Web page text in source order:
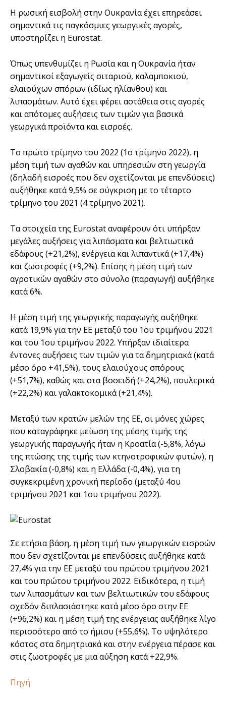
Η ρωσική εισβολή στην Ουκρανία έχει επηρεάσει
σημαντικά τις παγκόσμιες γεωργικές αγορές,
υποστηρίζει η Eurostat.
Όπως υπενθυμίζει η Ρωσία και η Ουκρανία ήταν
σημαντικοί εξαγωγείς σιταριού, καλαμποκιού,
ελαιούχων σπόρων (ιδίως ηλίανθου) και
λιπασμάτων. Αυτό έχει φέρει αστάθεια στις αγορές
και απότομες αυξήσεις των τιμών για βασικά
γεωργικά προϊόντα και εισροές.
Το πρώτο τρίμηνο του 2022 (1ο τρίμηνο 2022), η
μέση τιμή των αγαθών και υπηρεσιών στη γεωργία
(δηλαδή εισροές που δεν σχετίζονται με επενδύσεις)
αυξήθηκε κατά 9,5% σε σύγκριση με το τέταρτο
τρίμηνο του 2021 (4 τρίμηνο 2021).
Τα στοιχεία της Eurostat αναφέρουν ότι υπήρξαν
μεγάλες αυξήσεις για λιπάσματα και βελτιωτικά
εδάφους (+21,2%), ενέργεια και λιπαντικά (+17,4%)
και ζωοτροφές (+9,2%). Επίσης η μέση τιμή των
αγροτικών αγαθών στο σύνολο (παραγωγή) αυξήθηκε
κατά 6%.
Η μέση τιμή της γεωργικής παραγωγής αυξήθηκε
κατά 19,9% για την ΕΕ μεταξύ του 1ου τριμήνου 2021
και του 1ου τριμήνου 2022. Υπήρξαν ιδιαίτερα
έντονες αυξήσεις των τιμών για τα δημητριακά (κατά
μέσο όρο +41,5%), τους ελαιούχους σπόρους
(+51,7%), καθώς και στα βοοειδή (+24,2%), πουλερικά
(+22,2%) και γαλακτοκομικά (+21,4%).
Μεταξύ των κρατών μελών της ΕΕ, οι μόνες χώρες
που καταγράφηκε μείωση της μέσης τιμής της
γεωργικής παραγωγής ήταν η Κροατία (-5,8%, λόγω
της πτώσης της τιμής των κτηνοτροφικών φυτών), η
Σλοβακία (-0,8%) και η Ελλάδα (-0,4%), για τη
συγκεκριμένη χρονική περίοδο (μεταξύ 4ου
τριμήνου 2021 και 1ου τριμήνου 2022).
Σε ετήσια βάση, η μέση τιμή των γεωργικών εισροών
που δεν σχετίζονται με επενδύσεις αυξήθηκε κατά
27,4% για την ΕΕ μεταξύ του πρώτου τριμήνου 2021
και του πρώτου τριμήνου 2022. Ειδικότερα, η τιμή
των λιπασμάτων και των βελτιωτικών του εδάφους
σχεδόν διπλασιάστηκε κατά μέσο όρο στην ΕΕ
(+96,2%) και η μέση τιμή της ενέργειας αυξήθηκε λίγο
περισσότερο από το ήμισυ (+55,6%). Το υψηλότερο
κόστος στα δημητριακά και στην ενέργεια πέρασε και
στις ζωοτροφές με μια αύξηση κατά +22,9%.
Πηγή